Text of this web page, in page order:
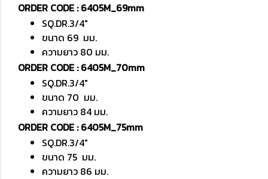
ORDER CODE : 6405M_69mm
SQ.DR.3/4"
ขนาด 69 มม.
ความยาว 80 มม.
ORDER CODE : 6405M_70mm
SQ.DR.3/4"
ขนาด 70 มม.
ความยาว 84 มม.
ORDER CODE : 6405M_75mm
SQ.DR.3/4"
ขนาด 75 มม.
ความยาว 86 มม.